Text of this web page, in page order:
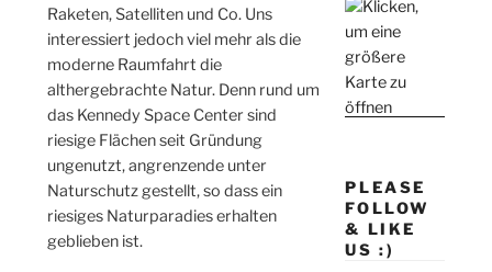
Raketen, Satelliten und Co. Uns
interessiert jedoch viel mehr als die
moderne Raumfahrt die
althergebrachte Natur. Denn rund um
das Kennedy Space Center sind
riesige Flächen seit Gründung
ungenutzt, angrenzende unter
Naturschutz gestellt, so dass ein
riesiges Naturparadies erhalten
geblieben ist.
PLEASE
FOLLOW
& LIKE
US :)